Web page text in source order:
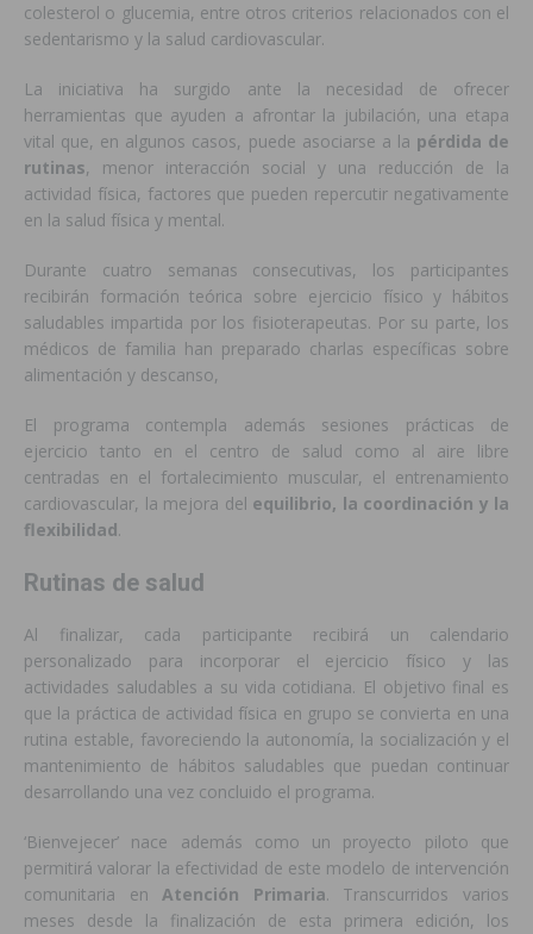
colesterol o glucemia, entre otros criterios relacionados con el
sedentarismo y la salud cardiovascular.
La iniciativa ha surgido ante la necesidad de ofrecer
herramientas que ayuden a afrontar la jubilación, una etapa
vital que, en algunos casos, puede asociarse a la pérdida de
rutinas, menor interacción social y una reducción de la
actividad física, factores que pueden repercutir negativamente
en la salud física y mental.
Durante cuatro semanas consecutivas, los participantes
recibirán formación teórica sobre ejercicio físico y hábitos
saludables impartida por los fisioterapeutas. Por su parte, los
médicos de familia han preparado charlas específicas sobre
alimentación y descanso,
El programa contempla además sesiones prácticas de
ejercicio tanto en el centro de salud como al aire libre
centradas en el fortalecimiento muscular, el entrenamiento
cardiovascular, la mejora del equilibrio, la coordinación y la
flexibilidad.
Rutinas de salud
Al finalizar, cada participante recibirá un calendario
personalizado para incorporar el ejercicio físico y las
actividades saludables a su vida cotidiana. El objetivo final es
que la práctica de actividad física en grupo se convierta en una
rutina estable, favoreciendo la autonomía, la socialización y el
mantenimiento de hábitos saludables que puedan continuar
desarrollando una vez concluido el programa.
‘Bienvejecer’ nace además como un proyecto piloto que
permitirá valorar la efectividad de este modelo de intervención
comunitaria enAtención Primaria. Transcurridos varios
meses desde la finalización de esta primera edición, los